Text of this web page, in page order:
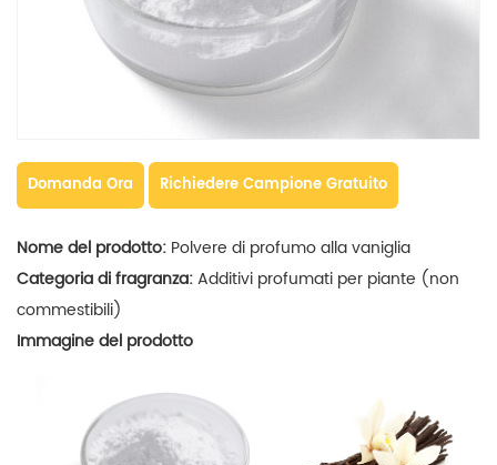
Domanda Ora Richiedere Campione Gratuito
Nome del prodotto: Polvere di profumo alla vaniglia
Categoria di fragranza:Additivi profumati per piante (non
commestibili)
Immagine del prodotto